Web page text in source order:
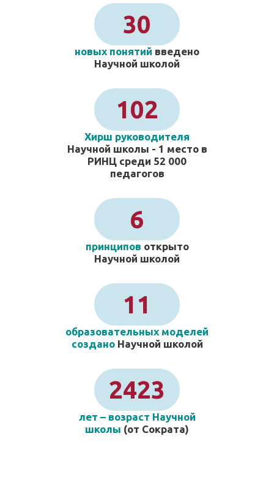
30
новых понятий введено
Научной школой
102
Хирш руководителя
Научной школы - 1 место в
РИНЦ среди 52 000
педагогов
6
принципов открыто
Научной школой
11
образовательных моделей
создано Научной школой
2423
лет – возраст Научной
школы (от Сократа)